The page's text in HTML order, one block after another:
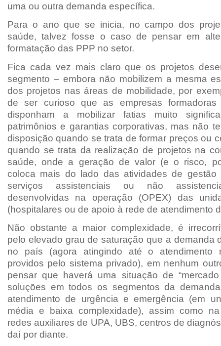
uma ou outra demanda específica.
Para o ano que se inicia, no campo dos
saúde, talvez fosse o caso de pensar em
formatação das PPP no setor.
Fica cada vez mais claro que os projetos
segmento – embora não mobilizem a mesma
dos projetos nas áreas de mobilidade, por
de ser curioso que as empresas
disponham a mobilizar fatias muito
patrimônios e garantias corporativas, mas não
disposição quando se trata de formar preços ou
quando se trata da realização de projetos na
saúde, onde a geração de valor (e o risco,
coloca mais do lado das atividades de
serviços assistenciais ou não
desenvolvidas na operação (OPEX) das
(hospitalares ou de apoio à rede de atendimento
Não obstante a maior complexidade, é
pelo elevado grau de saturação que a demanda
no país (agora atingindo até o atendimento
providos pelo sistema privado), em nenhum
pensar que haverá uma situação de “mercado
soluções em todos os segmentos da
atendimento de urgência e emergência (em
média e baixa complexidade), assim como
redes auxiliares de UPA, UBS, centros de
daí por diante.